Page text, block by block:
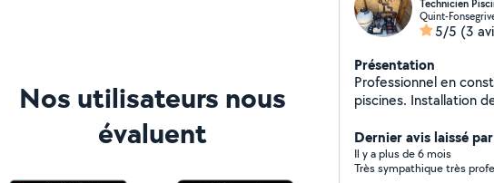
Nos utilisateurs nous
évaluent
Technicien
Quint-
5/5 (3
Présentation
Professionnel en
piscines. Installation de Liner, filtrations (locaux
Réparation/
pannes générales. Entretien de l'eau, eau verte,
Dernier avis laissé
Il y a plus de 6 mois
Très sympathique très